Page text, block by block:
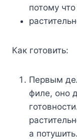
потому
Как готовить:
Первым
филе, оно
а потушить.